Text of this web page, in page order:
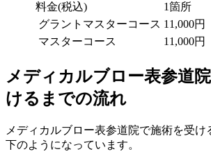
料金(税込)
1箇所
グラントマスターコース 11,000円
マスターコース
11,000円
メディカルブロー表参道
けるまでの流れ
メディカルブロー表参道院で施術を受け
下のようになっています。